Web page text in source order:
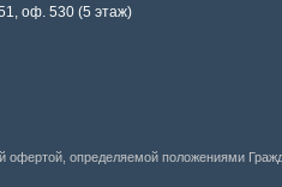
оф. 530 (5 этаж)
определяемой положениями